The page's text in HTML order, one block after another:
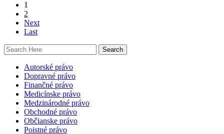
1
2
Next
Last
Autorské právo
Dopravné právo
Finančné právo
Medicínske právo
Medzinárodné právo
Obchodné právo
Občianske právo
Poistné právo